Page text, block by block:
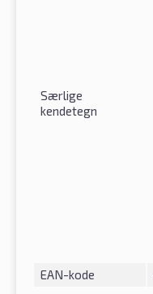
Særlige
kendetegn
EAN-kode